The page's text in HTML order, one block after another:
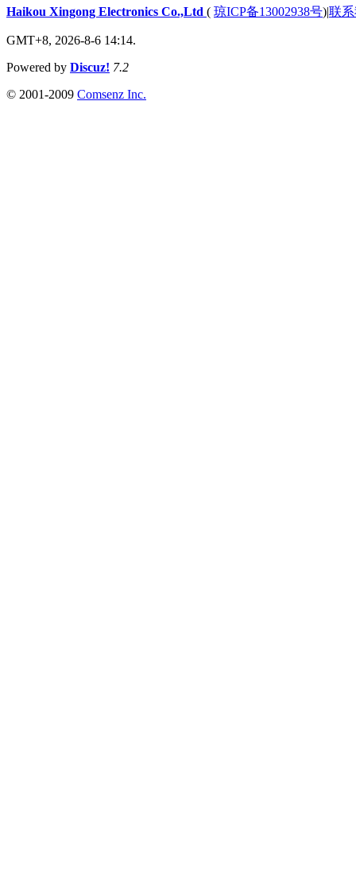
Haikou Xingong Electronics Co.,Ltd ( 琼ICP备13002938号)|联
GMT+8, 2026-8-6 14:14.
Powered by Discuz! 7.2
© 2001-2009 Comsenz Inc.